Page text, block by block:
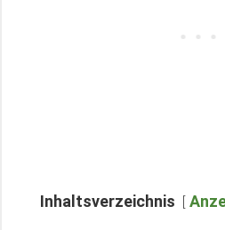
Inhaltsverzeichnis